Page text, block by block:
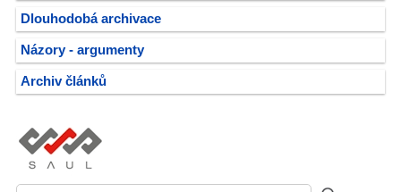
Dlouhodobá archivace
Názory - argumenty
Archiv článků